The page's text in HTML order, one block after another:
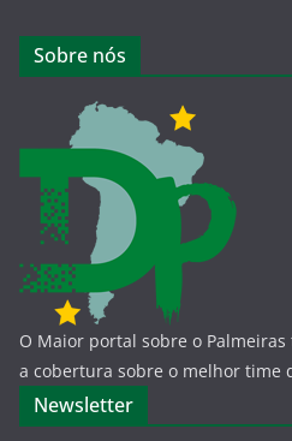
Sobre nós
O Maior portal sobre o
a cobertura sobre o melhor time
Newsletter